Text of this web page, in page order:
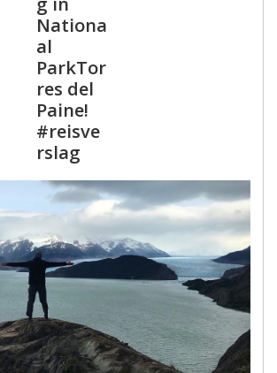
Nationa
al
ParkTor
res del
Paine!
#reisve
rslag